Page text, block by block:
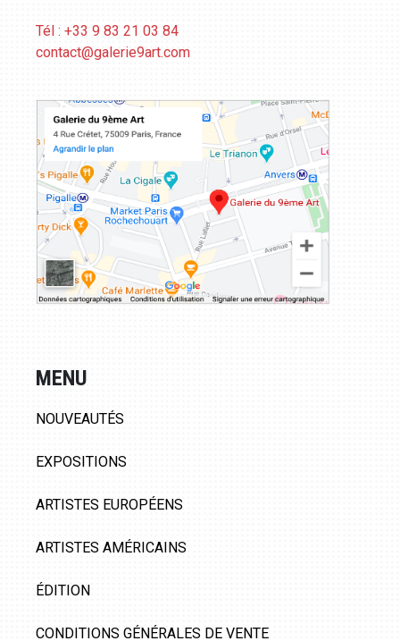
Tél : +33 9 83 21 03 84
contact@galerie9art.com
MENU
NOUVEAUTÉS
EXPOSITIONS
ARTISTES EUROPÉENS
ARTISTES AMÉRICAINS
ÉDITION
CONDITIONS GÉNÉRALES DE VENTE